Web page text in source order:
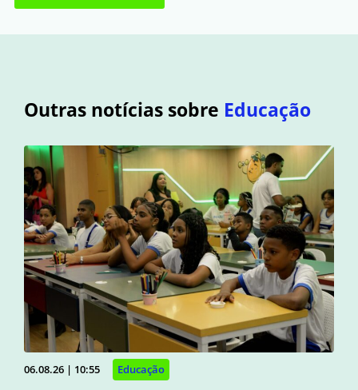
Outras notícias sobre Educação
06.08.26 | 10:55 Educação